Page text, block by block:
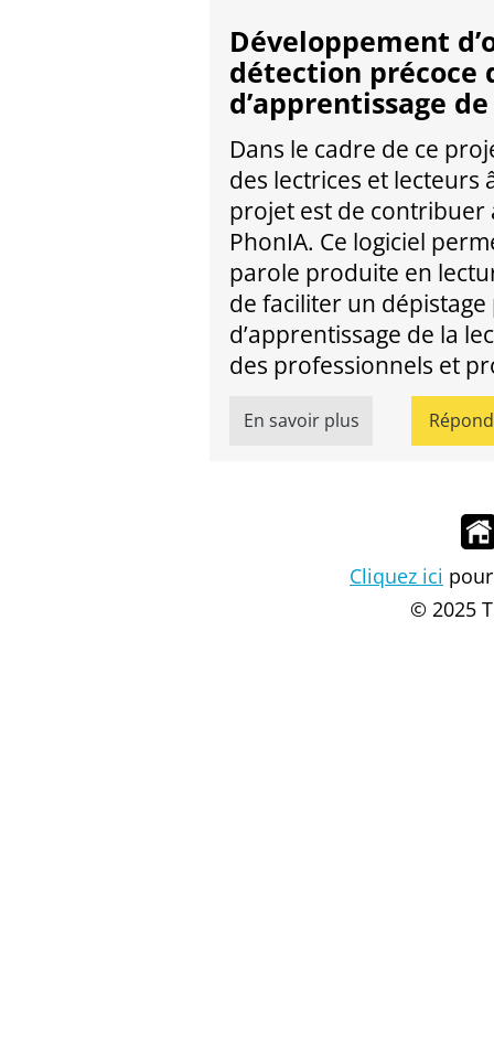
Développement
détection précoce
d’apprentissage
Dans le cadre de ce
des lectrices et lecteurs
projet est de contribuer
PhonIA. Ce logiciel
parole produite en
de faciliter un
d’apprentissage de la
des professionnels et
En savoir plus
Cliquez ici
© 2025